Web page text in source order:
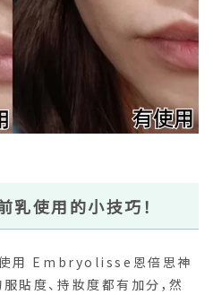
乳使用的小技巧！
使用 Embryolisse恩倍思神
貼度、持妝度都有加分，然